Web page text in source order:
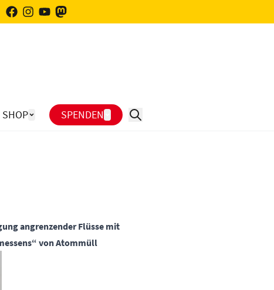
SHOP SPENDEN
angrenzender Flüsse mit
von Atommüll